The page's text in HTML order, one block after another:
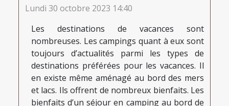
Lundi 30 octobre 2023 14:40
Les destinations de vacances sont
nombreuses. Les campings quant à eux sont
toujours d’actualités parmi les types de
destinations préférées pour les vacances. Il
en existe même aménagé au bord des mers
et lacs. Ils offrent de nombreux bienfaits. Les
bienfaits d’un séjour en camping au bord de